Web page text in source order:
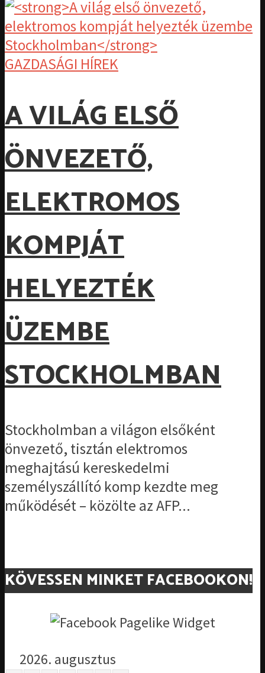
GAZDASÁGI HÍREK
A VILÁG ELSŐ
ÖNVEZETŐ,
ELEKTROMOS
KOMPJÁT
HELYEZTÉK
ÜZEMBE
STOCKHOLMBAN
Stockholmban a világon elsőként
önvezető, tisztán elektromos
meghajtású kereskedelmi
személyszállító komp kezdte meg
működését – közölte az AFP...
KÖVESSEN MINKET FACEBOOKON!
2026. augusztus